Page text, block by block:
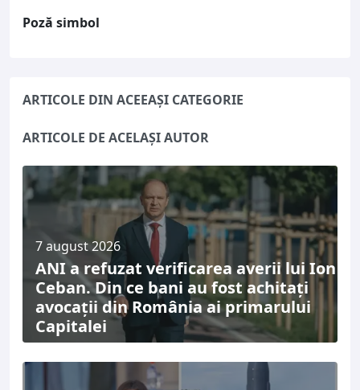
Poză simbol
ARTICOLE DIN ACEEAȘI CATEGORIE
ARTICOLE DE ACELAȘI AUTOR
7 august 2026
ANI a refuzat verificarea averii lui Ion
Ceban. Din ce bani au fost achitați
avocații din România ai primarului
Capitalei